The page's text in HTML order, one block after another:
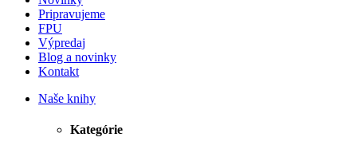
Pripravujeme
FPU
Výpredaj
Blog a novinky
Kontakt
Naše knihy
Kategórie